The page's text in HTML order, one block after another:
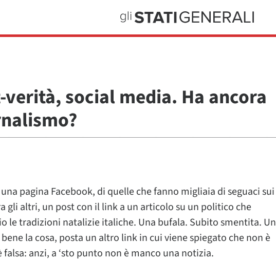
social media. Ha ancora
pagina Facebook, di quelle che fanno migliaia di seguaci sui
gli altri, un post con il link a un articolo su un politico che
le tradizioni natalizie italiche. Una bufala. Subito smentita. Un
la cosa, posta un altro link in cui viene spiegato che non è
anzi, a ‘sto punto non è manco una notizia.